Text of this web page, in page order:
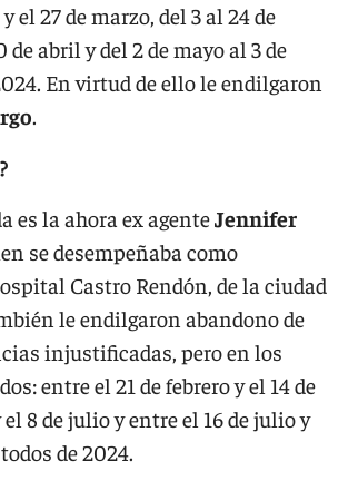
el 27 de marzo, del 3 al 24 de
de abril y del 2 de mayo al 3 de
En virtud de ello le endilgaron
.
es la ahora ex agenteJennifer
se desempeñaba como
Castro Rendón, de la ciudad
le endilgaron abandono de
injustificadas, pero en los
entre el 21 de febrero y el 14 de
8 de julio y entre el 16 de julio y
de 2024.